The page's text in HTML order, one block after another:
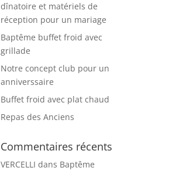
dînatoire et matériels de
réception pour un mariage
Baptême buffet froid avec
grillade
Notre concept club pour un
anniverssaire
Buffet froid avec plat chaud
Repas des Anciens
Commentaires récents
VERCELLI dans Baptême